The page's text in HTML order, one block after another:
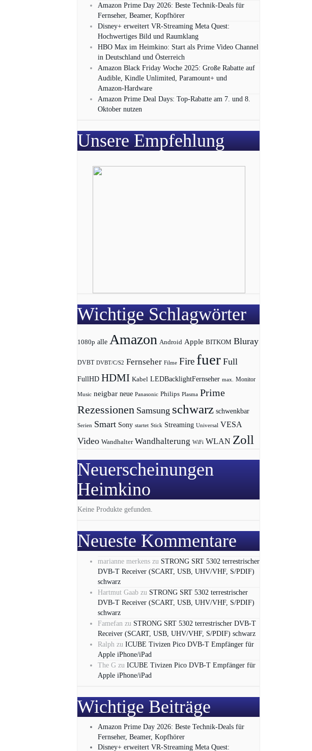
Amazon Prime Day 2026: Beste Technik-Deals für
Fernseher, Beamer, Kopfhörer
Disney+ erweitert VR‑Streaming Meta Quest:
Hochwertiges Bild und Raumklang
HBO Max im Heimkino: Start als Prime Video Channel
in Deutschland und Österreich
Amazon Black Friday Woche 2025: Große Rabatte auf
Audible, Kindle Unlimited, Paramount+ und
Amazon‑Hardware
Amazon Prime Deal Days: Top-Rabatte am 7. und 8.
Oktober nutzen
Unsere Empfehlung
Wichtige Schlagwörter
1080p alle Amazon Android Apple BITKOM Bluray
DVBT DVBT/C/S2 Fernseher Filme Fire fuer Full
FullHD HDMI Kabel LEDBacklightFernseher max. Monitor
Music neigbar neue Panasonic Philips Plasma Prime
Rezessionen Samsung schwarz schwenkbar
Serien Smart Sony startet Stick Streaming Universal VESA
Video Wandhalter Wandhalterung WiFi WLAN Zoll
Neuerscheinungen
Heimkino
Keine Produkte gefunden.
Neueste Kommentare
marianne merkens zu STRONG SRT 5302 terrestrischer
DVB-T Receiver (SCART, USB, UHV/VHF, S/PDIF)
schwarz
Hartmut Gaab zu STRONG SRT 5302 terrestrischer
DVB-T Receiver (SCART, USB, UHV/VHF, S/PDIF)
schwarz
Famefan zu STRONG SRT 5302 terrestrischer DVB-T
Receiver (SCART, USB, UHV/VHF, S/PDIF) schwarz
Ralph zu ICUBE Tivizen Pico DVB-T Empfänger für
Apple iPhone/iPad
The G zu ICUBE Tivizen Pico DVB-T Empfänger für
Apple iPhone/iPad
Wichtige Beiträge
Amazon Prime Day 2026: Beste Technik-Deals für
Fernseher, Beamer, Kopfhörer
Disney+ erweitert VR‑Streaming Meta Quest: